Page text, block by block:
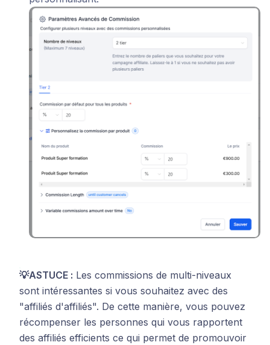
💡ASTUCE : Les commissions de multi-niveaux
sont intéressantes si vous souhaitez avec des
"affiliés d'affiliés". De cette manière, vous pouvez
récompenser les personnes qui vous rapportent
des affiliés efficients ce qui permet de promouvoir